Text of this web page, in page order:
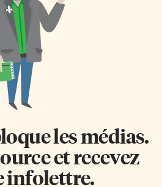
les médias.
et recevez
infolettre.